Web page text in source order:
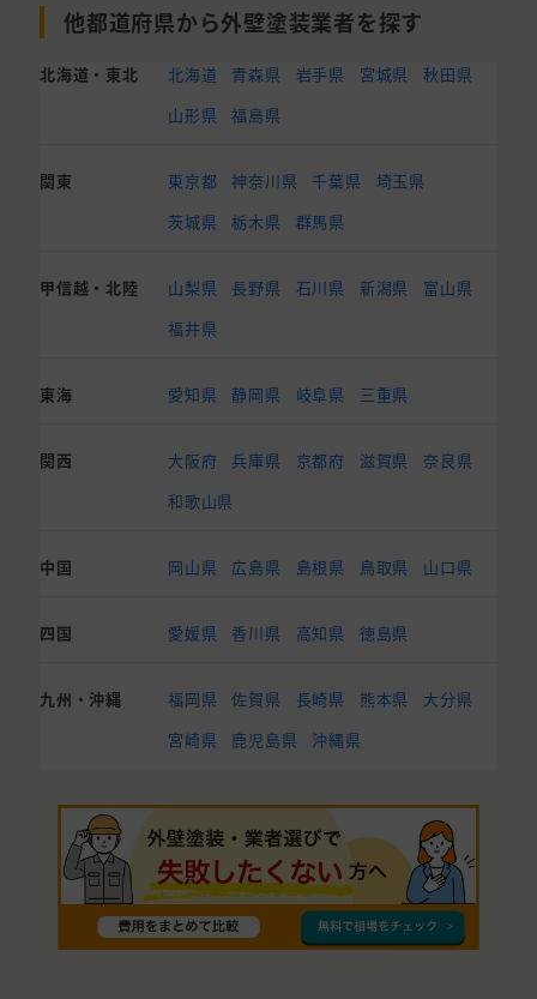
他都道府県から外壁塗装業者を探す
北海道・東北 北海道 青森県 岩手県 宮城県
秋田県
山形県
福島県
関東 東京都 神奈川県 千葉県
埼玉県
茨城県
栃木県 群馬県
甲信越・北陸 山梨県 長野県 石川県 新潟県
富山県
福井県
東海 愛知県 静岡県 岐阜県 三重県
関西 大阪府 兵庫県 京都府 滋賀県
奈良県
和歌山県
中国 岡山県 広島県 島根県 鳥取県 山口県
四国 愛媛県 香川県 高知県 徳島県
九州・沖縄 福岡県 佐賀県 長崎県 熊本県
大分県
宮崎県
鹿児島県 沖縄県